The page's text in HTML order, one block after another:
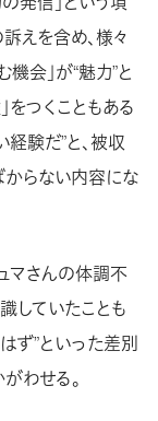
えを含め、様々
会」が“魅力”と
をつくこともある
験だ”と、被収
らない内容にな
マさんの体調不
していたことも
ず”といった差別
わせる。